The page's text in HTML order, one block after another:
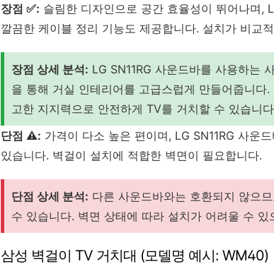
장점 ✅: 슬림한 디자인으로 공간 효율성이 뛰어나며,
깔끔한 케이블 정리 기능도 제공합니다. 설치가 비교
장점 상세 분석: LG SN11RG 사운드바를 사용하는
을 통해 거실 인테리어를 고급스럽게 만들어줍니
고한 지지력으로 안전하게 TV를 거치할 수 있습니
단점 ⚠️: 가격이 다소 높은 편이며, LG SN11RG 사운
있습니다. 벽걸이 설치에 적합한 벽면이 필요합니다.
단점 상세 분석: 다른 사운드바와는 호환되지 않으
수 있습니다. 벽면 상태에 따라 설치가 어려울 수
삼성 벽걸이 TV 거치대 (모델명 예시: WM40)